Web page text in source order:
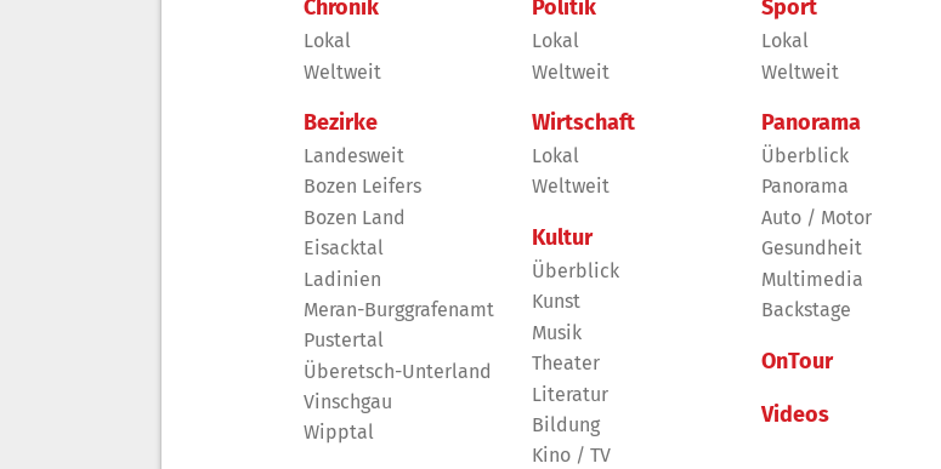
Chronik
Lokal
Weltweit
Bezirke
Landesweit
Bozen Leifers
Bozen Land
Eisacktal
Ladinien
Meran-Burggrafenamt
Pustertal
Überetsch-Unterland
Vinschgau
Wipptal
Politik
Lokal
Weltweit
Wirtschaft
Lokal
Weltweit
Kultur
Überblick
Kunst
Musik
Theater
Literatur
Bildung
Kino / TV
Sport
Lokal
Weltweit
Panorama
Überblick
Panorama
Auto / Motor
Gesundheit
Multimedia
Backstage
OnTour
Videos